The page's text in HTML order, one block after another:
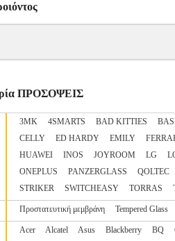
ΠΡΟΣΟΨΕΙΣ
3MK 4SMARTS BAD KITTIES
CELLY
ED HARDY EMILY
HUAWEI
INOS JOYROOM LG
ONEPLUS
PANZERGLASS QOLTEC
STRIKER
SWITCHEASY TORRAS
Προστατευτική μεμβράνη Tempered Glass
Acer Alcatel Asus Blackberry BQ